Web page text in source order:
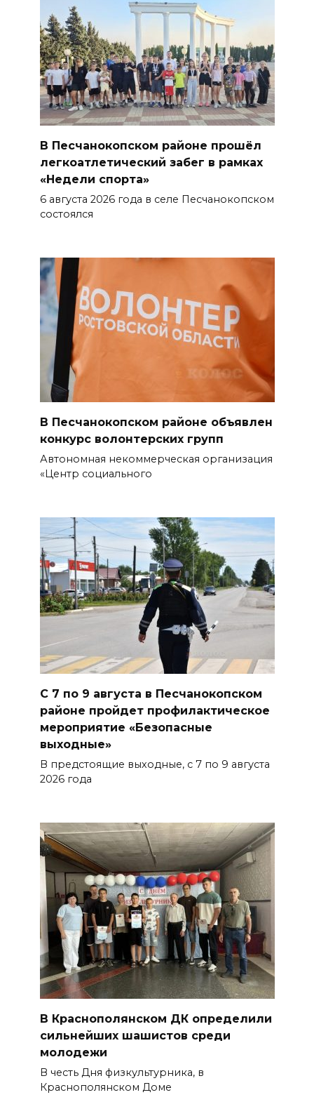
10 августа 2026 14:30
Рабочая поездка в
Новочеркасск
10 августа 2026 14:30
Школьники Дона посетили
более 60 объектов «Донского
наследия»
10 августа 2026 14:28
ремонт и развитие дорог
выделят более 34 млрд
рублей
10 августа 2026 14:28
Рейд на рынке Темерник
10 августа 2026 14:25
Ростов - ЦСКА
10 августа 2026 14:25
Задымление из-за
БОЛЬШЕ НОВОСТЕЙ
В Песчанокопском районе прошёл
легкоатлетический забег в рамках
«Недели спорта»
6 августа 2026 года в селе Песчанокопском
состоялся
В Песчанокопском районе объявлен
конкурс волонтерских групп
Автономная некоммерческая организация
«Центр социального
С 7 по 9 августа в Песчанокопском
районе пройдет профилактическое
мероприятие «Безопасные
выходные»
В предстоящие выходные, с 7 по 9 августа
2026 года
В Краснополянском ДК определили
сильнейших шашистов среди
молодежи
В честь Дня физкультурника, в
Краснополянском Доме